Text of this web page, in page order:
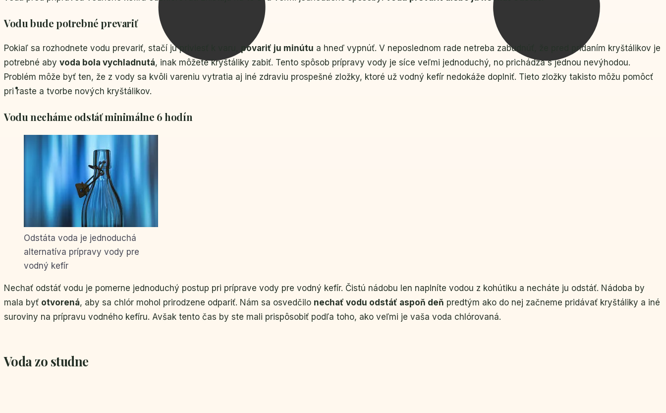
Vodu bude potrebné prevariť
Pokiaľ sa rozhodnete vodu prevariť, stačí ju priviesť k varu, povariť ju minútu a hneď vypnúť. V neposlednom rade netreba zabudnúť, že pred pridaním kryštálikov je
potrebné aby voda bola vychladnutá, inak môžete kryštáliky zabiť. Tento spôsob prípravy vody je síce veľmi jednoduchý, no prichádza s jednou nevýhodou.
Problém môže byť ten, že z vody sa kvôli vareniu vytratia aj iné zdraviu prospešné zložky, ktoré už vodný kefír nedokáže doplniť. Tieto zložky takisto môžu pomôcť
pri raste a tvorbe nových kryštálikov.
Vodu necháme odstáť minimálne 6 hodín
Odstáta voda je jednoduchá
alternatíva prípravy vody pre
vodný kefír
Nechať odstáť vodu je pomerne jednoduchý postup pri príprave vody pre vodný kefír. Čistú nádobu len naplníte vodou z kohútiku a necháte ju odstáť. Nádoba by
mala byť otvorená, aby sa chlór mohol prirodzene odpariť. Nám sa osvedčilo nechať vodu odstáť aspoň deň predtým ako do nej začneme pridávať kryštáliky a iné
suroviny na prípravu vodného kefíru. Avšak tento čas by ste mali prispôsobiť podľa toho, ako veľmi je vaša voda chlórovaná.
Voda zo studne